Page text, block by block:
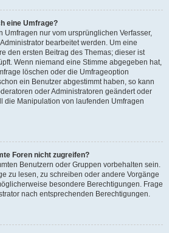
eine Umfrage?
Umfragen nur vom ursprünglichen Verfasser,
bearbeitet werden. Um eine
den ersten Beitrag des Themas; dieser ist
Wenn niemand eine Stimme abgegeben hat,
löschen oder die Umfrageoption
ein Benutzer abgestimmt haben, so kann
oder Administratoren geändert oder
die Manipulation von laufenden Umfragen
Foren nicht zugreifen?
Benutzern oder Gruppen vorbehalten sein.
zu lesen, zu schreiben oder andere Vorgänge
besondere Berechtigungen. Frage
nach entsprechenden Berechtigungen.